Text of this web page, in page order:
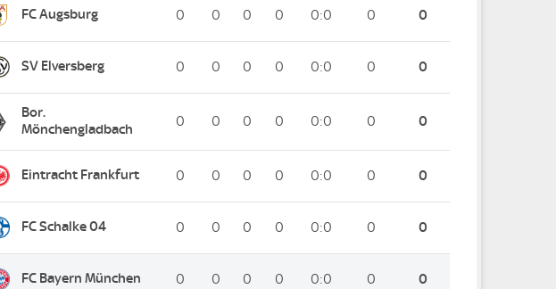
FC Augsburg 0 0 0 0 0:0 0 0
SV Elversberg 0 0 0 0 0:0 0 0
Bor.
Mönchengladbach
0 0 0 0 0:0 0 0
Eintracht Frankfurt 0 0 0 0 0:0 0 0
FC Schalke 04 0 0 0 0 0:0 0 0
FC Bayern München 0 0 0 0 0:0 0 0